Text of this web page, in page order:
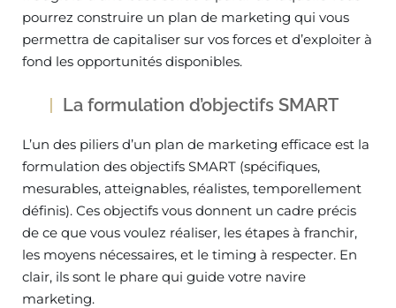
pourrez construire un plan de marketing qui vous
permettra de capitaliser sur vos forces et d’exploiter à
fond les opportunités disponibles.
La formulation d’objectifs SMART
L’un des piliers d’un plan de marketing efficace est la
formulation des objectifs SMART (spécifiques,
mesurables, atteignables, réalistes, temporellement
définis). Ces objectifs vous donnent un cadre précis
de ce que vous voulez réaliser, les étapes à franchir,
les moyens nécessaires, et le timing à respecter. En
clair, ils sont le phare qui guide votre navire
marketing.